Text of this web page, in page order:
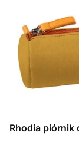
Rhodia piórnik